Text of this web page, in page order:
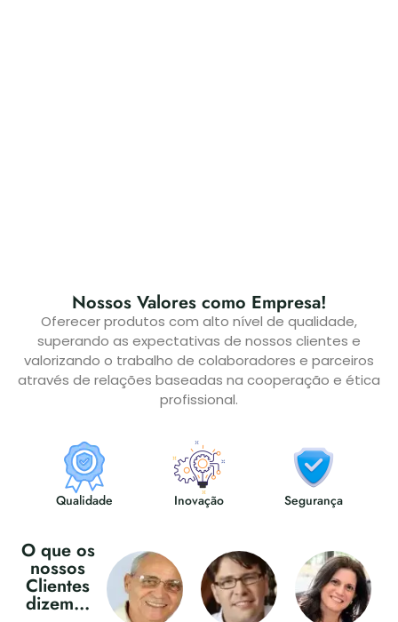
Nossos Valores como Empresa!
Oferecer produtos com alto nível de qualidade,
superando as expectativas de nossos clientes e
valorizando o trabalho de colaboradores e parceiros
através de relações baseadas na cooperação e ética
profissional.
Qualidade Inovação Segurança
O que os
nossos
Clientes
dizem...